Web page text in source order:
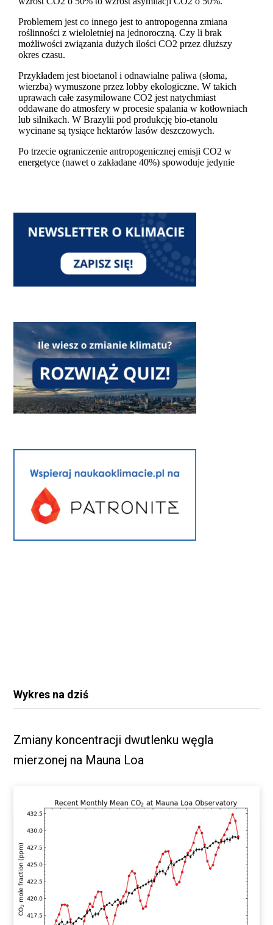
Wykres na dziś
Zmiany koncentracji dwutlenku węgla
mierzonej na Mauna Loa